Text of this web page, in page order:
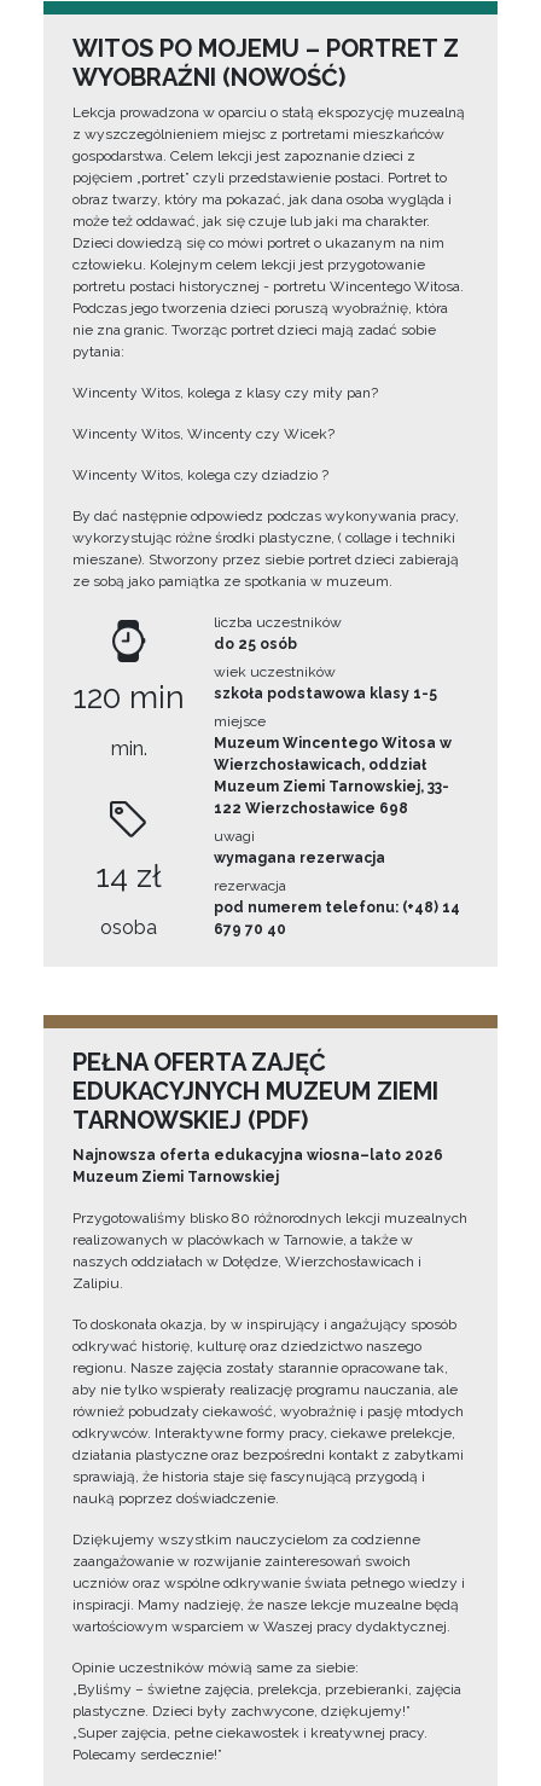
WITOS PO MOJEMU – PORTRET Z
WYOBRAŹNI (NOWOŚĆ)
Lekcja prowadzona w oparciu o stałą ekspozycję muzealną
z wyszczególnieniem miejsc z portretami mieszkańców
gospodarstwa. Celem lekcji jest zapoznanie dzieci z
pojęciem „portret” czyli przedstawienie postaci. Portret to
obraz twarzy, który ma pokazać, jak dana osoba wygląda i
może też oddawać, jak się czuje lub jaki ma charakter.
Dzieci dowiedzą się co mówi portret o ukazanym na nim
człowieku. Kolejnym celem lekcji jest przygotowanie
portretu postaci historycznej - portretu Wincentego Witosa.
Podczas jego tworzenia dzieci poruszą wyobraźnię, która
nie zna granic. Tworząc portret dzieci mają zadać sobie
pytania:
Wincenty Witos, kolega z klasy czy miły pan?
Wincenty Witos, Wincenty czy Wicek?
Wincenty Witos, kolega czy dziadzio ?
By dać następnie odpowiedz podczas wykonywania pracy,
wykorzystując różne środki plastyczne, ( collage i techniki
mieszane). Stworzony przez siebie portret dzieci zabierają
ze sobą jako pamiątka ze spotkania w muzeum.
120 min
min.
14 zł
osoba
liczba uczestników
do 25 osób
wiek uczestników
szkoła podstawowa klasy 1-5
miejsce
Muzeum Wincentego Witosa w
Wierzchosławicach, oddział
Muzeum Ziemi Tarnowskiej, 33-
122 Wierzchosławice 698
uwagi
wymagana rezerwacja
rezerwacja
pod numerem telefonu: (+48) 14
679 70 40
PEŁNA OFERTA ZAJĘĆ
EDUKACYJNYCH MUZEUM ZIEMI
TARNOWSKIEJ (PDF)
Najnowsza oferta edukacyjna wiosna–lato 2026
Muzeum Ziemi Tarnowskiej
Przygotowaliśmy blisko 80 różnorodnych lekcji muzealnych
realizowanych w placówkach w Tarnowie, a także w
naszych oddziałach w Dołędze, Wierzchosławicach i
Zalipiu.
To doskonała okazja, by w inspirujący i angażujący sposób
odkrywać historię, kulturę oraz dziedzictwo naszego
regionu. Nasze zajęcia zostały starannie opracowane tak,
aby nie tylko wspierały realizację programu nauczania, ale
również pobudzały ciekawość, wyobraźnię i pasję młodych
odkrywców. Interaktywne formy pracy, ciekawe prelekcje,
działania plastyczne oraz bezpośredni kontakt z zabytkami
sprawiają, że historia staje się fascynującą przygodą i
nauką poprzez doświadczenie.
Dziękujemy wszystkim nauczycielom za codzienne
zaangażowanie w rozwijanie zainteresowań swoich
uczniów oraz wspólne odkrywanie świata pełnego wiedzy i
inspiracji. Mamy nadzieję, że nasze lekcje muzealne będą
wartościowym wsparciem w Waszej pracy dydaktycznej.
Opinie uczestników mówią same za siebie:
„Byliśmy – świetne zajęcia, prelekcja, przebieranki, zajęcia
plastyczne. Dzieci były zachwycone, dziękujemy!”
„Super zajęcia, pełne ciekawostek i kreatywnej pracy.
Polecamy serdecznie!”